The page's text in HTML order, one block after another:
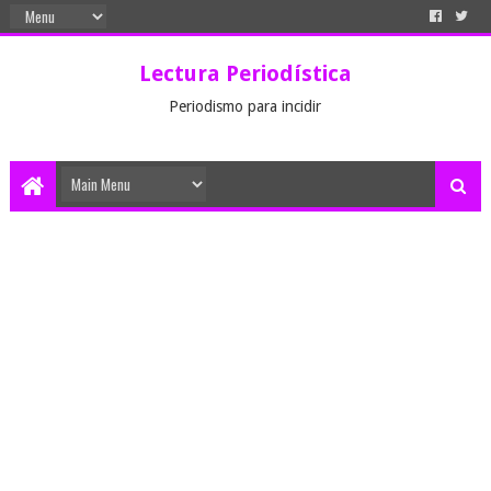
Lectura Periodística
Periodismo para incidir